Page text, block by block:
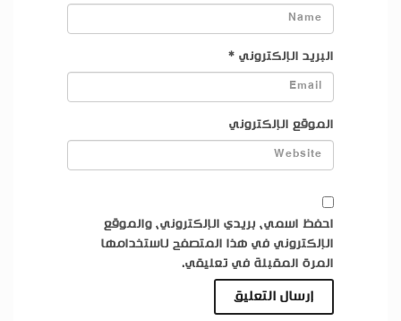
البريد الإلكتروني *
الموقع الإلكتروني
احفظ اسمي، بريدي الإلكتروني، والموقع
الإلكتروني في هذا المتصفح لاستخدامها
المرة المقبلة في تعليقي.